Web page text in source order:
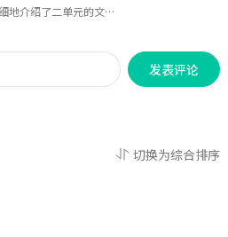
地介绍了二单元的文章
学们构建一个更为完整
系！
发表评论
切换为综合排序